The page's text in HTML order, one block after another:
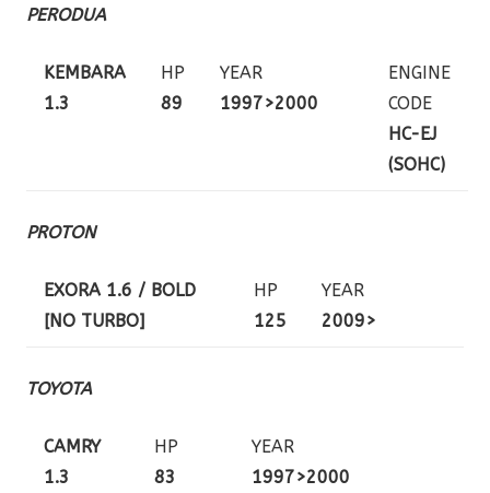
PERODUA
KEMBARA
1.3
HP
89
YEAR
1997>2000
ENGINE
CODE
HC-EJ
(SOHC)
PROTON
EXORA 1.6 / BOLD
[NO TURBO]
HP
125
YEAR
2009>
TOYOTA
CAMRY
1.3
HP
83
YEAR
1997>2000